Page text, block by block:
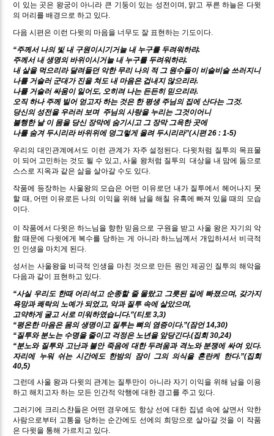
이 있는 곳은 왕궁이 아니라 큰 기둥이 있는 성전이며, 맑고 푸른 하늘은 다윗
의 머리를 배경으로 하고 있다.
다음 시편은 이런 다윗의 마음을 너무도 잘 표현하는 기도이다.
“주께서 나의 빛 내 구원이시기거늘 내 누구를 두려워하랴.
주께서 내 생명의 바위이시거늘 내 누구를 두려워하랴.
내 살을 먹으리라 달려들던 악한 무리 나의 적 그 원수들이 비슬비슬 쓰러지니
나를 거슬러 군대가 진을 쳐도 내 마음은 겁내지 않으리라.
나를 거슬러 싸움이 일어도, 오히려 나는 든든히 믿으리라.
오직 하나 주께 빌어 얻고자 하는 것은 한 평생 주님의 집에 산다는 그것.
당신의 성전을 우러러 보며 주님의 사랑을 누리는 그것이어니
불행한 날 이 몸을 당신 장막에 숨기시고 그 장막 그윽한 곳에
나를 숨겨 두시리라 바위위에 덩그렇게 올려 두시리라”(시편 26 : 1-5)
우리의 대인관계에서도 이런 관계가 자주 설정된다. 다윗처럼 질투의 목표물
이 되어 고민하는 것도 될 수 있고, 사울 왕처럼 질투의 대상을 내 맘에 둠으로
스스로 지옥과 같은 삶을 살아갈 수도 있다.
작품에 등장하는 사울왕의 모습은 어떤 이유로던 내가 질투에서 헤어나지 못
할 때, 어떤 이유로든 나의 이익을 위해 남을 해칠 유혹에 빠져 있을 때의 모습
이다.
이 작품에서 다윗은 하느님을 향한 믿음으로 구원을 받고 사울 왕은 자기의 악
함 때문에 다윗에게 복수를 당하는 게 아니라 하느님께서 개입하셔서 비극적
인 인생을 마치게 된다.
성서는 사울왕을 비극적 인생을 마친 것으로 만든 원인 제공인 질투의 해악을
다음과 같이 표현하고 있다.
“사실 우리도 한때 어리석고 순종할 줄 몰랐고 그릇된 길에 빠졌으며, 갖가지
욕망과 쾌락의 노예가 되었고, 악과 질투 속에 살았으며,
고약하게 굴고 서로 미워하였습니다.”(티토 3,3)
“평온한 마음은 몸의 생명이고 질투는 뼈의 염증이다.”(잠언 14,30)
“질투와 분노는 수명을 줄이고 걱정은 노년을 앞당긴다.(집회 30,24)
“분노와 질투와 고난과 불안 죽음에 대한 두려움과 격노와 분쟁에 싸여 있다.
자리에 누워 쉬는 시간에도 한밤의 잠이 그의 의식을 혼란케 한다.”(집회
40,5)
그런데 사울 왕과 다윗의 관계는 질투만이 아니라 자기 이익을 위해 남을 이용
하고 해치고자 하는 모든 인간적 악행에 대한 경고를 주고 있다.
그러기에 크리스챤들은 어떤 경우에도 항상 선에 대한 집념 속에 살면서 악한
사람으로부터 고통을 당하는 순간에도 선에의 희망으로 살아갈 것을 이 작품
은 다윗을 통해 가르치고 있다.